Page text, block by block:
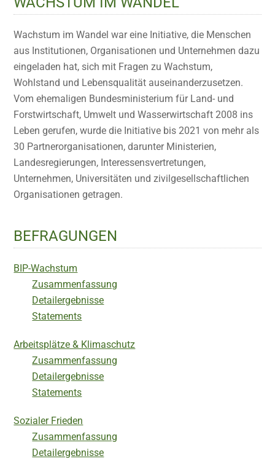
Wachstum im Wandel war eine Initiative, die Menschen
aus Institutionen, Organisationen und Unternehmen dazu
eingeladen hat, sich mit Fragen zu Wachstum,
Wohlstand und Lebensqualität auseinanderzusetzen.
Vom ehemaligen Bundesministerium für Land- und
Forstwirtschaft, Umwelt und Wasserwirtschaft 2008 ins
Leben gerufen, wurde die Initiative bis 2021 von mehr als
30 Partnerorganisationen, darunter Ministerien,
Landesregierungen, Interessensvertretungen,
Unternehmen, Universitäten und zivilgesellschaftlichen
Organisationen getragen.
BEFRAGUNGEN
BIP-Wachstum
Zusammenfassung
Detailergebnisse
Statements
Arbeitsplätze & Klimaschutz
Zusammenfassung
Detailergebnisse
Statements
Sozialer Frieden
Zusammenfassung
Detailergebnisse